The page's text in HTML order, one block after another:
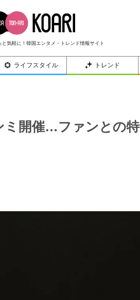
と気軽に！韓国エンタメ・トレンド情報サイト
ライフスタイル トレンド
ミ開催…ファンとの特